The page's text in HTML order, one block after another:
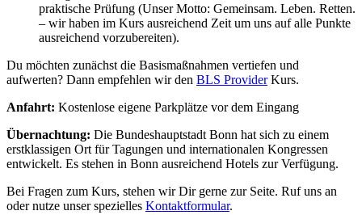
praktische Prüfung (Unser Motto: Gemeinsam. Leben. Retten.
– wir haben im Kurs ausreichend Zeit um uns auf alle Punkte
ausreichend vorzubereiten).
Du möchten zunächst die Basismaßnahmen vertiefen und
aufwerten? Dann empfehlen wir den BLS ProviderKurs.
Anfahrt: Kostenlose eigene Parkplätze vor dem Eingang
Übernachtung: Die Bundeshauptstadt Bonn hat sich zu einem
erstklassigen Ort für Tagungen und internationalen Kongressen
entwickelt. Es stehen in Bonn ausreichend Hotels zur Verfügung.
Bei Fragen zum Kurs, stehen wir Dir gerne zur Seite. Ruf uns an
oder nutze unser spezielles Kontaktformular.